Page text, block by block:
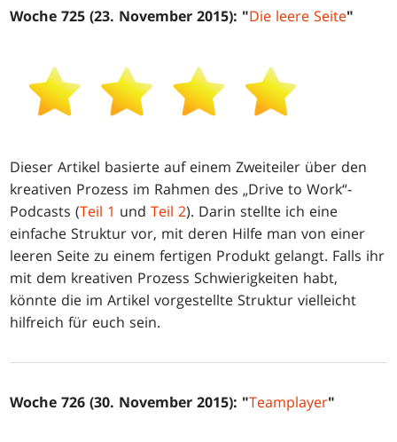
Woche 725 (23. November 2015): "Die leere Seite"
Dieser Artikel basierte auf einem Zweiteiler über den
kreativen Prozess im Rahmen des „Drive to Work“-
Podcasts (Teil 1 undTeil 2). Darin stellte ich eine
einfache Struktur vor, mit deren Hilfe man von einer
leeren Seite zu einem fertigen Produkt gelangt. Falls ihr
mit dem kreativen Prozess Schwierigkeiten habt,
könnte die im Artikel vorgestellte Struktur vielleicht
hilfreich für euch sein.
Woche 726 (30. November 2015): "Teamplayer"